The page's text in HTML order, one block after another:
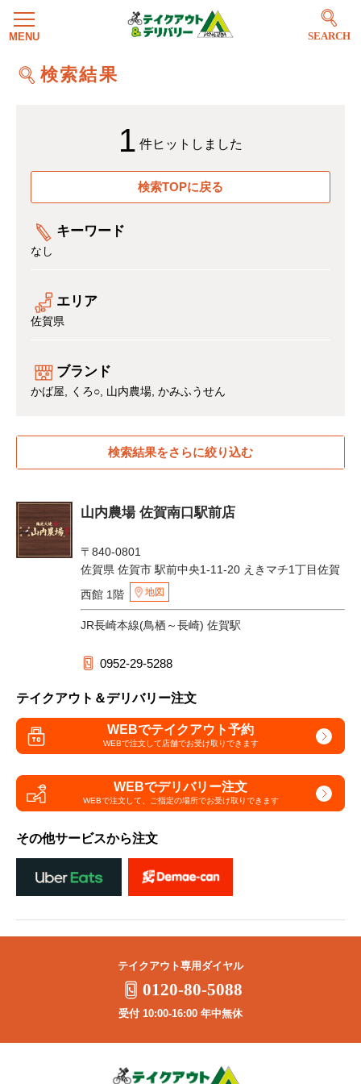
SEARCH
検索結果
1 件ヒットしました
検索TOPに戻る
キーワード
なし
エリア
佐賀県
ブランド
かば屋 くろ○ 山内農場 かみふうせん
検索結果をさらに絞り込む
山内農場 佐賀南口駅前店
〒840-0801
佐賀県 佐賀市 駅前中央1-11-20 えきマチ1丁目佐賀
西館 1階
地図
JR長崎本線(鳥栖～長崎) 佐賀駅
0952-29-5288
テイクアウト＆デリバリー注文
WEBでテイクアウト予約
WEBで注文して店舗でお受け取りできます
WEBでデリバリー注文
WEBで注文して、 ご指定の場所でお受け取りできます
その他サービスから注文
テイクアウト専用ダイヤル
0120-80-5088
受付 10:00-16:00 年中無休